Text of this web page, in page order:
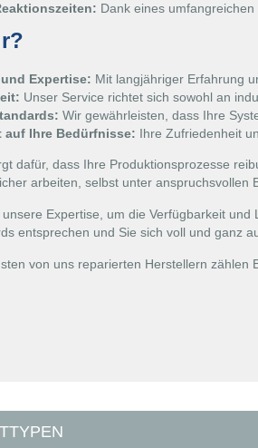
Dank eines
Expertise: Mit langjähriger Erfahrung
Unser Service richtet sich sowohl an
Wir gewährleisten, dass Ihre
auf Ihre Bedürfnisse: Ihre Zufriedenheit
dafür, dass Ihre Produktionsprozesse
arbeiten, selbst unter anspruchsvollen
Expertise, um die Verfügbarkeit
entsprechen und Sie sich voll und ganz
von uns reparierten Herstellern zählen